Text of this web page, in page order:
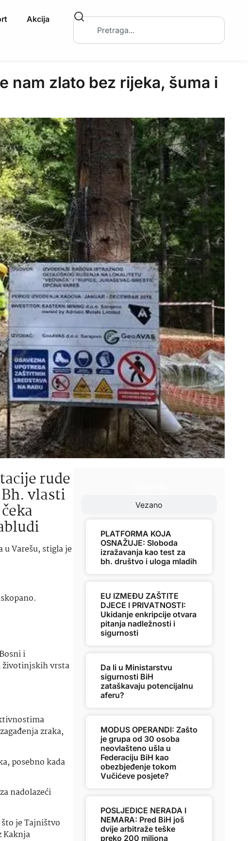
Akcija
nam zlato bez rijeka, šuma i
rude
vlasti
Varešu, stigla je
i
životinjskih vrsta
zraka,
posebno kada
nadolazeći
je Tajništvo
Kaknja
Vezano
PLATFORMA KOJA
OSNAŽUJE: Sloboda
izražavanja kao test za
bh. društvo i uloga mladih
EU IZMEĐU ZAŠTITE
DJECE I PRIVATNOSTI:
Ukidanje enkripcije otvara
pitanja nadležnosti i
sigurnosti
Da li u Ministarstvu
sigurnosti BiH
zataškavaju potencijalnu
aferu?
MODUS OPERANDI: Zašto
je grupa od 30 osoba
neovlašteno ušla u
Federaciju BiH kao
obezbjeđenje tokom
Vučićeve posjete?
POSLJEDICE NERADA I
NEMARA: Pred BiH još
dvije arbitraže teške
preko 200 miliona